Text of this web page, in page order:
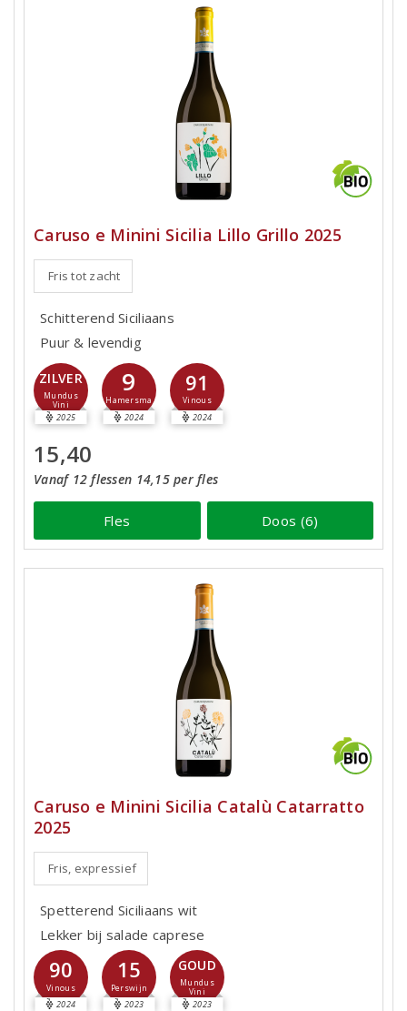
Caruso e Minini Sicilia Lillo Grillo 2025
Fris tot zacht
Schitterend Siciliaans
Puur & levendig
ZILVER
Mundus
Vini
2025
9
Hamersma
2024
91
Vinous
2024
15,40
Vanaf 12 flessen 14,15 per fles
Fles Doos (6)
Caruso e Minini Sicilia Catalù Catarratto
2025
Fris, expressief
Spetterend Siciliaans wit
Lekker bij salade caprese
90
Vinous
2024
15
Perswijn
2023
GOUD
Mundus
Vini
2023